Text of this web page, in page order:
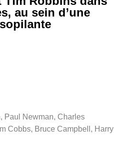
au sein d’une
Paul Newman, Charles
Cobbs, Bruce Campbell, Harry